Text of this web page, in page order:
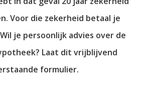
Voor die zekerheid betaal je
je persoonlijk advies over de
Laat dit vrijblijvend
formulier.